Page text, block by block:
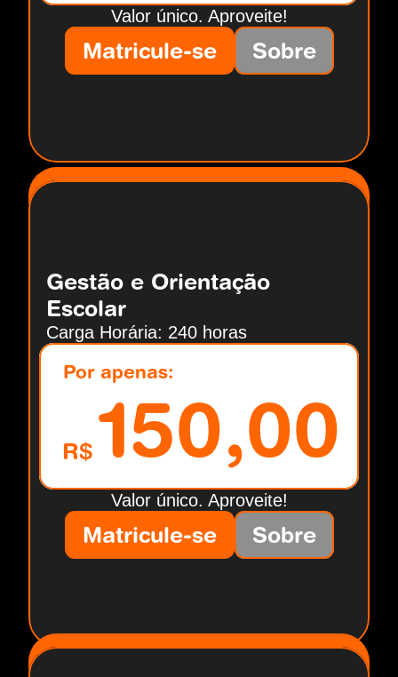
Valor único. Aproveite!
Matricule-se Sobre
Gestão e Orientação
Escolar
Carga Horária: 240 horas
R$ 150,00
Por apenas:
Valor único. Aproveite!
Matricule-se Sobre